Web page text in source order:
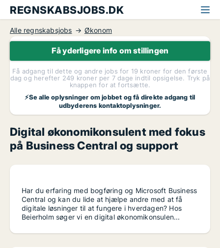
REGNSKABSJOBS.DK
Alle regnskabsjobs Økonom
Få yderligere info om stillingen
Få adgang til dette og andre jobs for 19 kroner for den første
dag og herefter 249 kroner per 7 dage indtil opsigelse. Tryk på
knappen for at fortsætte.
⚡Se alle oplysninger om jobbet og få direkte adgang til
udbyderens kontaktoplysninger.
Digital økonomikonsulent med fokus
på Business Central og support
Har du erfaring med bogføring og Microsoft Business
Central og kan du lide at hjælpe andre med at få
digitale løsninger til at fungere i hverdagen? Hos
Beierholm søger vi en digital økonomikonsulen...